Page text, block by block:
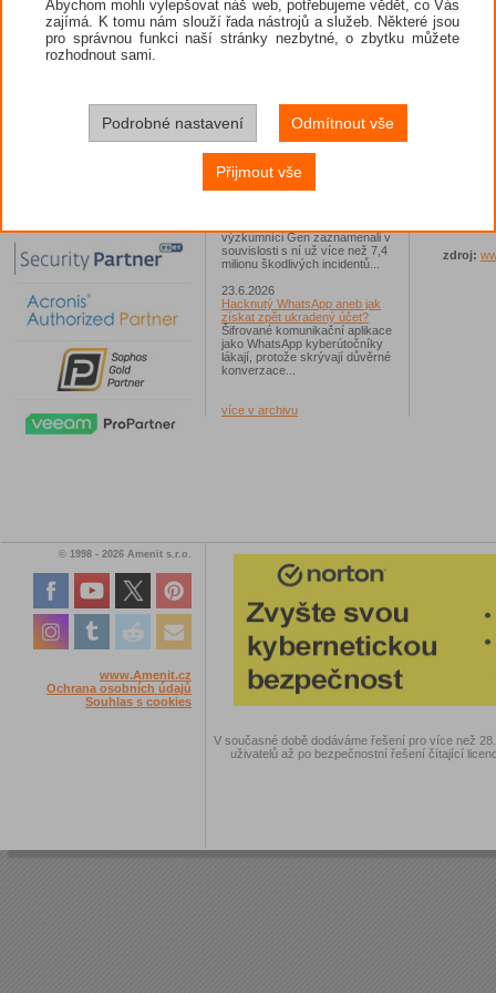
26.6.2026
ESET: S příchodem léta
zaplavují Česko falešné mobilní
Chase Home App či Candy
Race Launcher. Hlavním cílem
útočníků bylo v tomto případě
Polsko, následováno Českem a
Slovenskem...
24.6.2026
výzkumníci Gen zaznamenali v
souvislosti s ní už více než 7,4
milionu škodlivých incidentů...
23.6.2026
Hacknutý WhatsApp aneb jak
získat zpět ukradený účet?
Šifrované komunikační aplikace
jako WhatsApp kyberútočníky
lákají, protože skrývají důvěrné
konverzace...
více v archivu
zdroj:
© 1998 - 2026 Amenit s.r.o.
www.Amenit.cz
Ochrana osobních údajů
Souhlas s cookies
V současné době dodáváme řešení pro více než
uživatelů až po bezpečnostní řešení čítající
Abychom mohli vylepšovat náš web, potřebujeme vědět, co Vás
zajímá. K tomu nám slouží řada nástrojů a služeb. Některé jsou
pro správnou funkci naší stránky nezbytné, o zbytku můžete
rozhodnout sami.
Podrobné nastavení Odmítnout vše
Přijmout vše